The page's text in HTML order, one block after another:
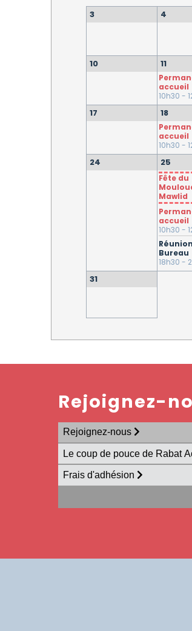
3 4
10 11
accueil
10h30 -
17 18
accueil
10h30 -
24 25
Fête du
Mawlid
accueil
10h30 -
Bureau
18h30 -
31
Rejoignez-
Rejoignez-nous
Le coup de pouce de Rabat
Frais d'adhésion